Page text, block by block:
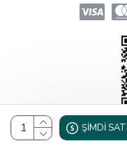
ŞIMDI
Design, Hosting